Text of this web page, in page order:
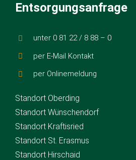
Entsorgungsanfrage
unter 0 81 22 / 8 88 – 0
per E-Mail Kontakt
per Onlinemeldung
Standort Oberding
Standort Wünschendorf
Standort Kraftisried
Standort St. Erasmus
Standort Hirschaid